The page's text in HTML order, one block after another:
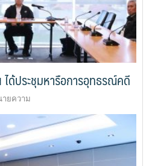
ด้ประชุมหารือการอุทธรณ์คดี
ยความ